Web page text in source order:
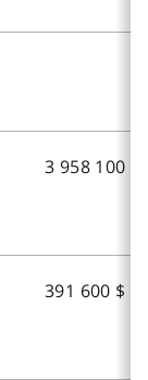
3 958 100 $
391 600 $